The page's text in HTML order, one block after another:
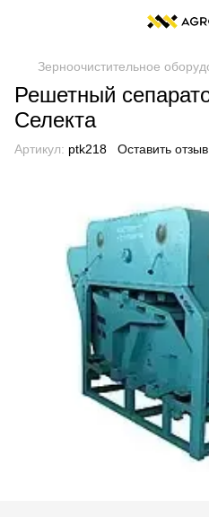
Зерноочистительное
Решетный
Селекта
Артикул: ptk218 Оставить отзыв